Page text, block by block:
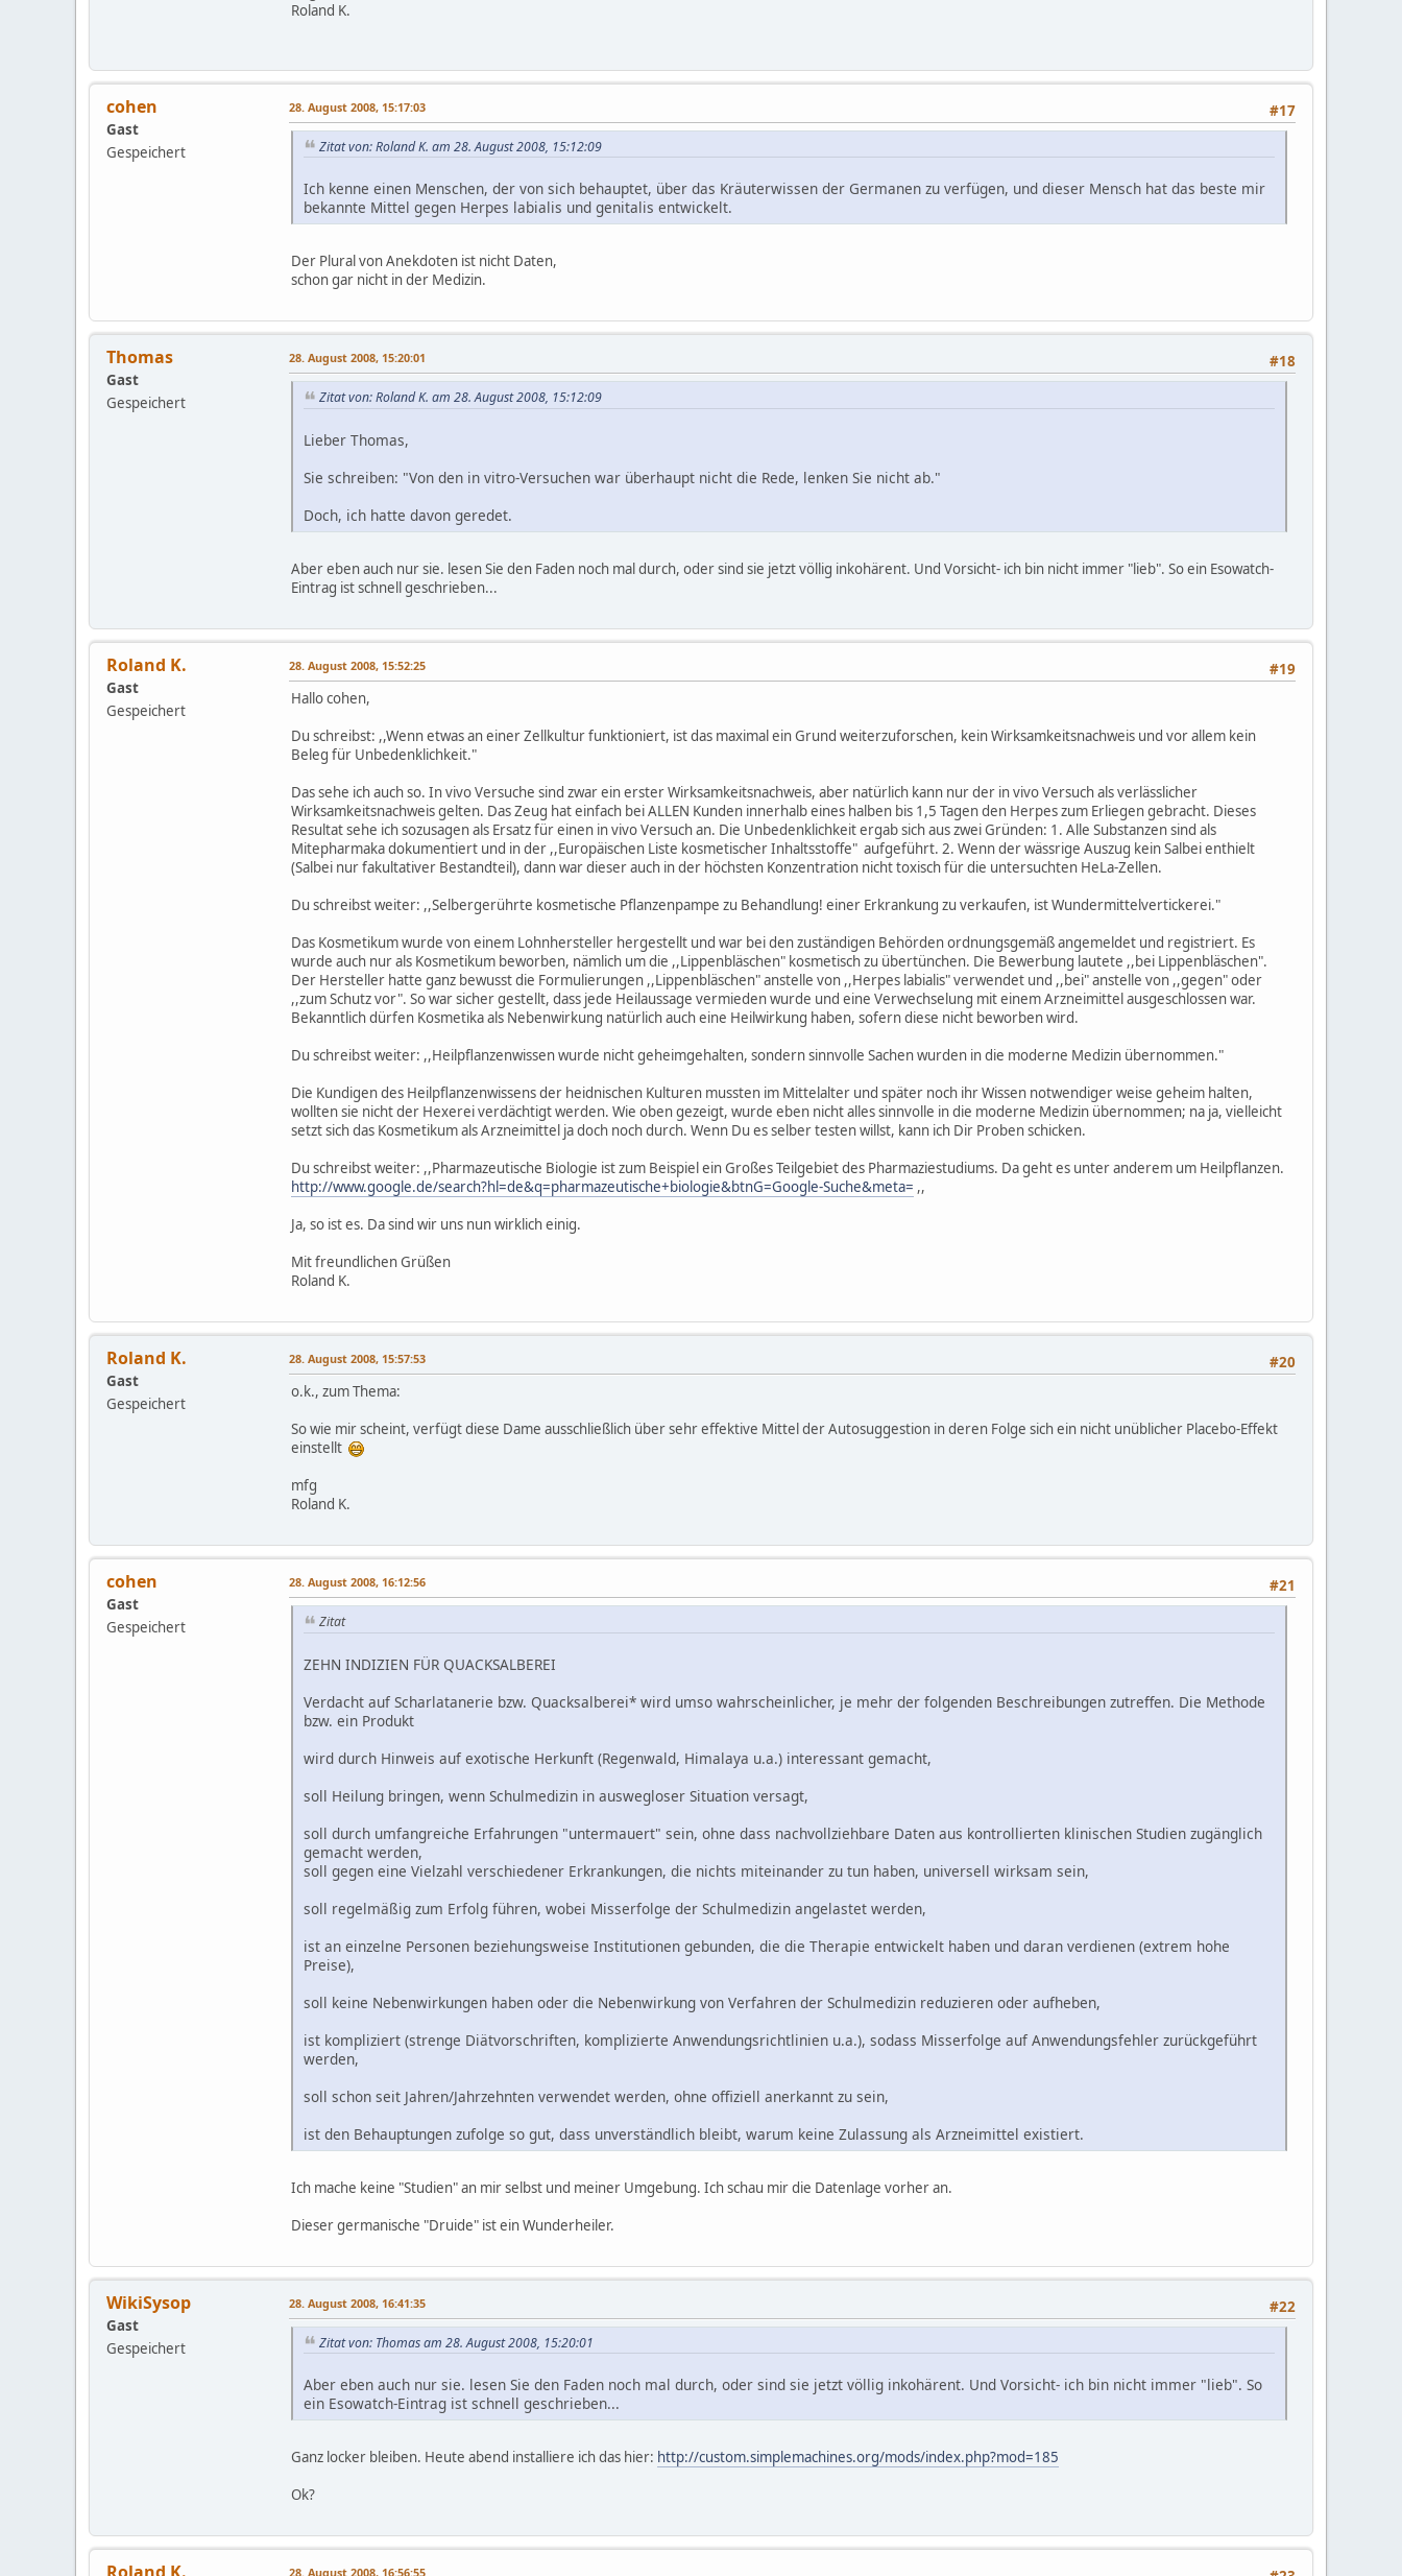
Roland K.
cohen
Gast
Gespeichert
#17
28. August 2008, 15:17:03
Zitat von: Roland K. am 28. August 2008, 15:12:09
Ich kenne einen Menschen, der von sich behauptet, über das Kräuterwissen der Germanen zu verfügen, und dieser Mensch hat das beste mir
bekannte Mittel gegen Herpes labialis und genitalis entwickelt.
Der Plural von Anekdoten ist nicht Daten,
schon gar nicht in der Medizin.
Thomas
Gast
Gespeichert
#18
28. August 2008, 15:20:01
Zitat von: Roland K. am 28. August 2008, 15:12:09
Lieber Thomas,
Sie schreiben: "Von den in vitro-Versuchen war überhaupt nicht die Rede, lenken Sie nicht ab."
Doch, ich hatte davon geredet.
Aber eben auch nur sie. lesen Sie den Faden noch mal durch, oder sind sie jetzt völlig inkohärent. Und Vorsicht- ich bin nicht immer "lieb". So ein Esowatch-
Eintrag ist schnell geschrieben...
Roland K.
Gast
Gespeichert
#19
28. August 2008, 15:52:25
Hallo cohen,
Du schreibst: ,,Wenn etwas an einer Zellkultur funktioniert, ist das maximal ein Grund weiterzuforschen, kein Wirksamkeitsnachweis und vor allem kein
Beleg für Unbedenklichkeit."
Das sehe ich auch so. In vivo Versuche sind zwar ein erster Wirksamkeitsnachweis, aber natürlich kann nur der in vivo Versuch als verlässlicher
Wirksamkeitsnachweis gelten. Das Zeug hat einfach bei ALLEN Kunden innerhalb eines halben bis 1,5 Tagen den Herpes zum Erliegen gebracht. Dieses
Resultat sehe ich sozusagen als Ersatz für einen in vivo Versuch an. Die Unbedenklichkeit ergab sich aus zwei Gründen: 1. Alle Substanzen sind als
Mitepharmaka dokumentiert und in der ,,Europäischen Liste kosmetischer Inhaltsstoffe" aufgeführt. 2. Wenn der wässrige Auszug kein Salbei enthielt
(Salbei nur fakultativer Bestandteil), dann war dieser auch in der höchsten Konzentration nicht toxisch für die untersuchten HeLa-Zellen.
Du schreibst weiter: ,,Selbergerührte kosmetische Pflanzenpampe zu Behandlung! einer Erkrankung zu verkaufen, ist Wundermittelvertickerei."
Das Kosmetikum wurde von einem Lohnhersteller hergestellt und war bei den zuständigen Behörden ordnungsgemäß angemeldet und registriert. Es
wurde auch nur als Kosmetikum beworben, nämlich um die ,,Lippenbläschen" kosmetisch zu übertünchen. Die Bewerbung lautete ,,bei Lippenbläschen".
Der Hersteller hatte ganz bewusst die Formulierungen ,,Lippenbläschen" anstelle von ,,Herpes labialis" verwendet und ,,bei" anstelle von ,,gegen" oder
,,zum Schutz vor". So war sicher gestellt, dass jede Heilaussage vermieden wurde und eine Verwechselung mit einem Arzneimittel ausgeschlossen war.
Bekanntlich dürfen Kosmetika als Nebenwirkung natürlich auch eine Heilwirkung haben, sofern diese nicht beworben wird.
Du schreibst weiter: ,,Heilpflanzenwissen wurde nicht geheimgehalten, sondern sinnvolle Sachen wurden in die moderne Medizin übernommen."
Die Kundigen des Heilpflanzenwissens der heidnischen Kulturen mussten im Mittelalter und später noch ihr Wissen notwendiger weise geheim halten,
wollten sie nicht der Hexerei verdächtigt werden. Wie oben gezeigt, wurde eben nicht alles sinnvolle in die moderne Medizin übernommen; na ja, vielleicht
setzt sich das Kosmetikum als Arzneimittel ja doch noch durch. Wenn Du es selber testen willst, kann ich Dir Proben schicken.
Du schreibst weiter: ,,Pharmazeutische Biologie ist zum Beispiel ein Großes Teilgebiet des Pharmaziestudiums. Da geht es unter anderem um Heilpflanzen.
http://www.google.de/search?hl=de&q=pharmazeutische+biologie&btnG=Google-Suche&meta= ,,
Ja, so ist es. Da sind wir uns nun wirklich einig.
Mit freundlichen Grüßen
Roland K.
Roland K.
Gast
Gespeichert
#20
28. August 2008, 15:57:53
o.k., zum Thema:
So wie mir scheint, verfügt diese Dame ausschließlich über sehr effektive Mittel der Autosuggestion in deren Folge sich ein nicht unüblicher Placebo-Effekt
einstellt
mfg
Roland K.
cohen
Gast
Gespeichert
#21
28. August 2008, 16:12:56
Zitat
ZEHN INDIZIEN FÜR QUACKSALBEREI
Verdacht auf Scharlatanerie bzw. Quacksalberei* wird umso wahrscheinlicher, je mehr der folgenden Beschreibungen zutreffen. Die Methode
bzw. ein Produkt
wird durch Hinweis auf exotische Herkunft (Regenwald, Himalaya u.a.) interessant gemacht,
soll Heilung bringen, wenn Schulmedizin in auswegloser Situation versagt,
soll durch umfangreiche Erfahrungen "untermauert" sein, ohne dass nachvollziehbare Daten aus kontrollierten klinischen Studien zugänglich
gemacht werden,
soll gegen eine Vielzahl verschiedener Erkrankungen, die nichts miteinander zu tun haben, universell wirksam sein,
soll regelmäßig zum Erfolg führen, wobei Misserfolge der Schulmedizin angelastet werden,
ist an einzelne Personen beziehungsweise Institutionen gebunden, die die Therapie entwickelt haben und daran verdienen (extrem hohe
Preise),
soll keine Nebenwirkungen haben oder die Nebenwirkung von Verfahren der Schulmedizin reduzieren oder aufheben,
ist kompliziert (strenge Diätvorschriften, komplizierte Anwendungsrichtlinien u.a.), sodass Misserfolge auf Anwendungsfehler zurückgeführt
werden,
soll schon seit Jahren/Jahrzehnten verwendet werden, ohne offiziell anerkannt zu sein,
ist den Behauptungen zufolge so gut, dass unverständlich bleibt, warum keine Zulassung als Arzneimittel existiert.
Ich mache keine "Studien" an mir selbst und meiner Umgebung. Ich schau mir die Datenlage vorher an.
Dieser germanische "Druide" ist ein Wunderheiler.
WikiSysop
Gast
Gespeichert
#22
28. August 2008, 16:41:35
Zitat von: Thomas am 28. August 2008, 15:20:01
Aber eben auch nur sie. lesen Sie den Faden noch mal durch, oder sind sie jetzt völlig inkohärent. Und Vorsicht- ich bin nicht immer "lieb". So
ein Esowatch-Eintrag ist schnell geschrieben...
Ganz locker bleiben. Heute abend installiere ich das hier: http://custom.simplemachines.org/mods/index.php?mod=185
Ok?
28. August 2008, 16:56:55